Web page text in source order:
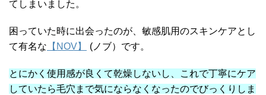
てしまいました。
困っていた時に出会ったのが、敏感肌用のスキンケアとし
て有名な 【NOV】 (ノブ）です。
とにかく使用感が良くて乾燥しないし、これで丁寧にケア
していたら毛穴まで気にならなくなったのでびっくりしま